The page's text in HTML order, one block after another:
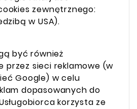
zewnętrznego:
w USA).
być również
przez sieci reklamowe (w
Google) w celu
dopasowanych do
korzysta ze